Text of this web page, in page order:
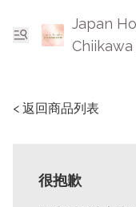
Japan
Chiikawa
< 返回商品列表
很抱歉